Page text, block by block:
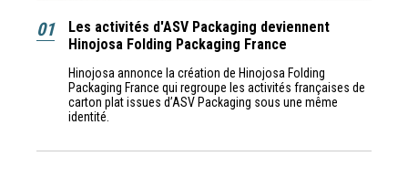
01
Les activités d'ASV Packaging deviennent
Hinojosa Folding Packaging France
Hinojosa annonce la création de Hinojosa Folding
Packaging France qui regroupe les activités françaises de
carton plat issues d’ASV Packaging sous une même
identité.